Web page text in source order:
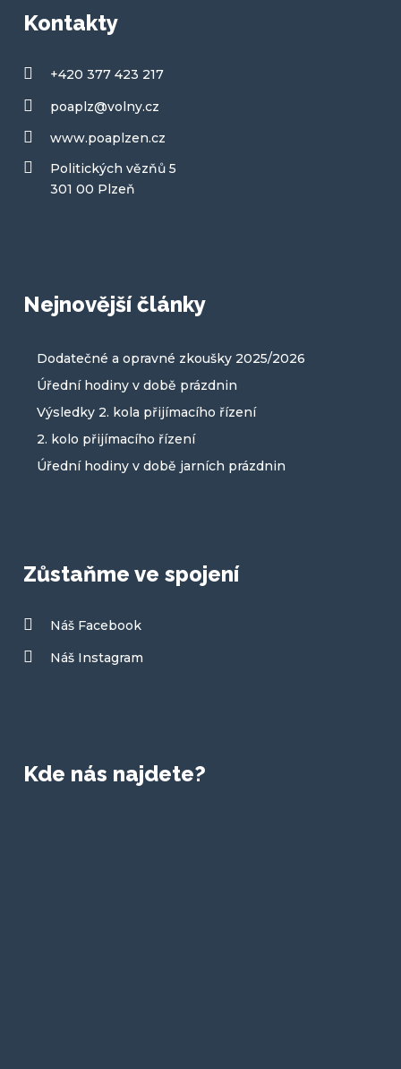
Kontakty
+420 377 423 217
poaplz@volny.cz
www.poaplzen.cz
Politických vězňů 5
301 00 Plzeň
Nejnovější články
Dodatečné a opravné zkoušky 2025/2026
Úřední hodiny v době prázdnin
Výsledky 2. kola přijímacího řízení
2. kolo přijímacího řízení
Úřední hodiny v době jarních prázdnin
Zůstaňme ve spojení
Náš Facebook
Náš Instagram
Kde nás najdete?